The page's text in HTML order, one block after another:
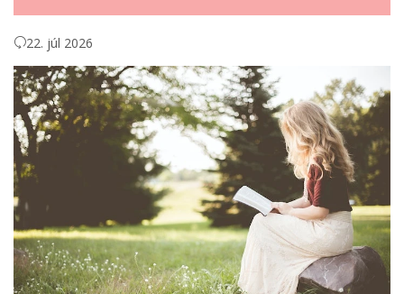
22. júl 2026